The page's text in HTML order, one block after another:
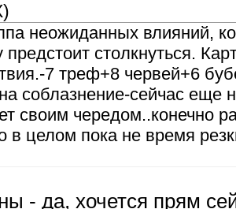
)
неожиданных влияний,
столкнуться.
7 треф+8 червей+6
соблазнение-сейчас еще
своим чередом..конечно
в целом пока не время
- да, хочется прям